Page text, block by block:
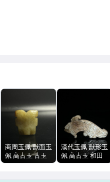
商周玉佩 獸面玉
佩 高古玉 古玉
配件 帶穿孔 紋
漢代玉佩 獸形玉
佩 高古玉 和田
玉 獸面紋 沁色